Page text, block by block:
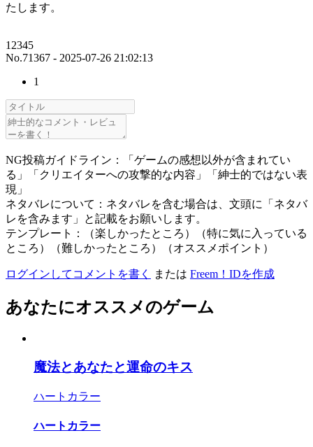
たします。
12345
No.71367 - 2025-07-26 21:02:13
1
NG投稿ガイドライン：「ゲームの感想以外が含まれてい
る」「クリエイターへの攻撃的な内容」「紳士的ではない表
現」
ネタバレについて：ネタバレを含む場合は、文頭に「ネタバ
レを含みます」と記載をお願いします。
テンプレート：（楽しかったところ）（特に気に入っている
ところ）（難しかったところ）（オススメポイント）
ログインしてコメントを書く または Freem！IDを作成
あなたにオススメのゲーム
魔法とあなたと運命のキス
ハートカラー
ハートカラー